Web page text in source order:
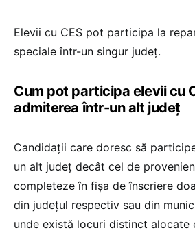
Elevii cu CES pot participa la
speciale într-un singur județ.
Cum pot participa elevii cu
admiterea într-un alt județ
Candidații care doresc să
un alt județ decât cel de
completeze în fișa de înscriere
din județul respectiv sau din
unde există locuri distinct alocate